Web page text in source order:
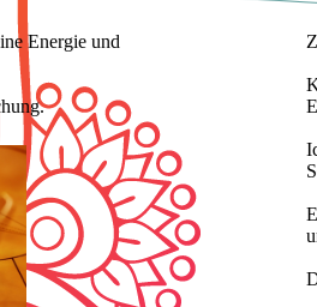
Energie und